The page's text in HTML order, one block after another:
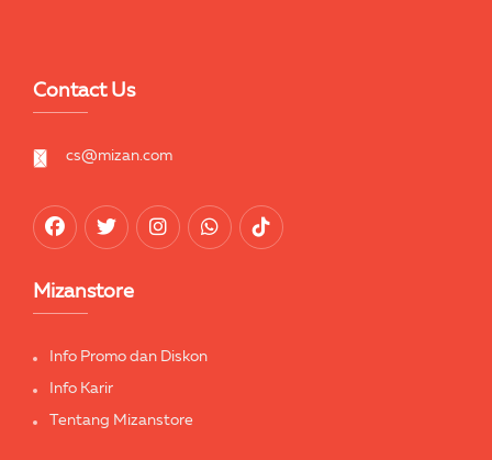
Contact Us
cs@mizan.com
Mizanstore
Info Promo dan Diskon
Info Karir
Tentang Mizanstore